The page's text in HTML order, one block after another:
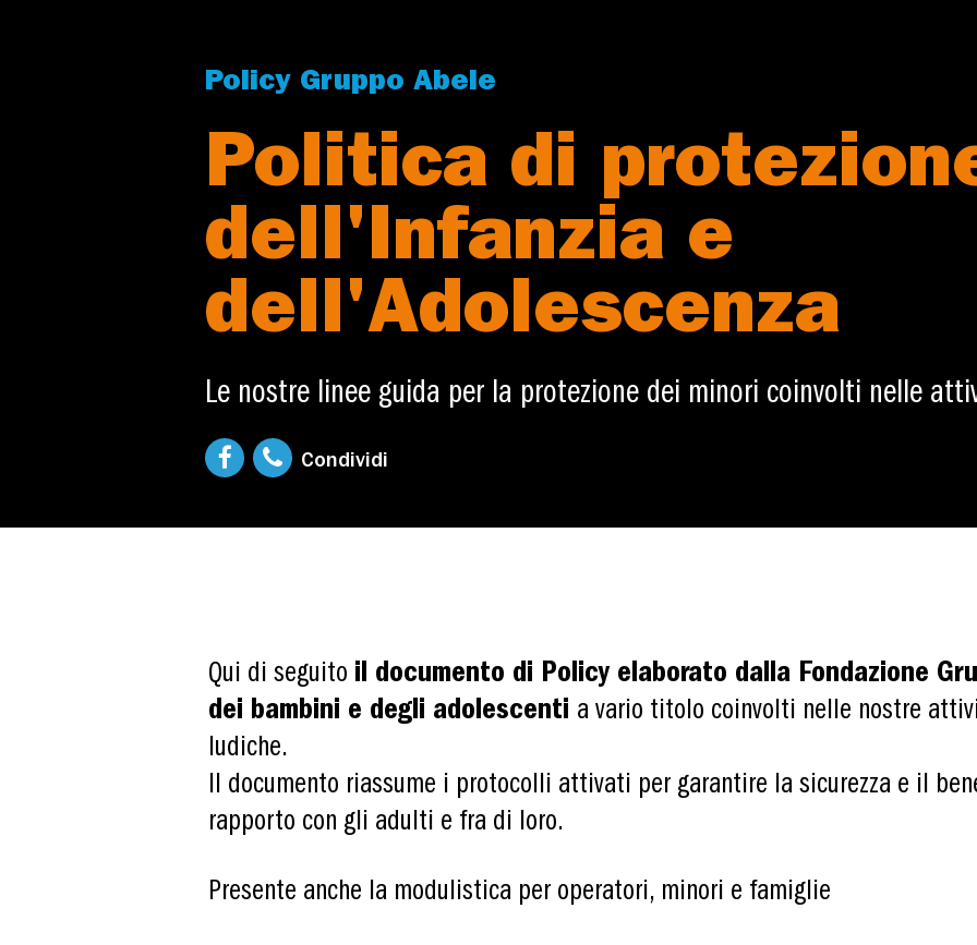
Policy Gruppo Abele
Politica di
dell'Infanzia e
dell'Adolescenza
Le nostre linee guida per la protezione dei minori coinvolti nelle
Condividi
Qui di seguito il documento di Policy elaborato dalla Fondazione
dei bambini e degli adolescenti a vario titolo coinvolti nelle nostre
ludiche.
Il documento riassume i protocolli attivati per garantire la sicurezza e il
rapporto con gli adulti e fra di loro.
Presente anche la modulistica per operatori, minori e famiglie